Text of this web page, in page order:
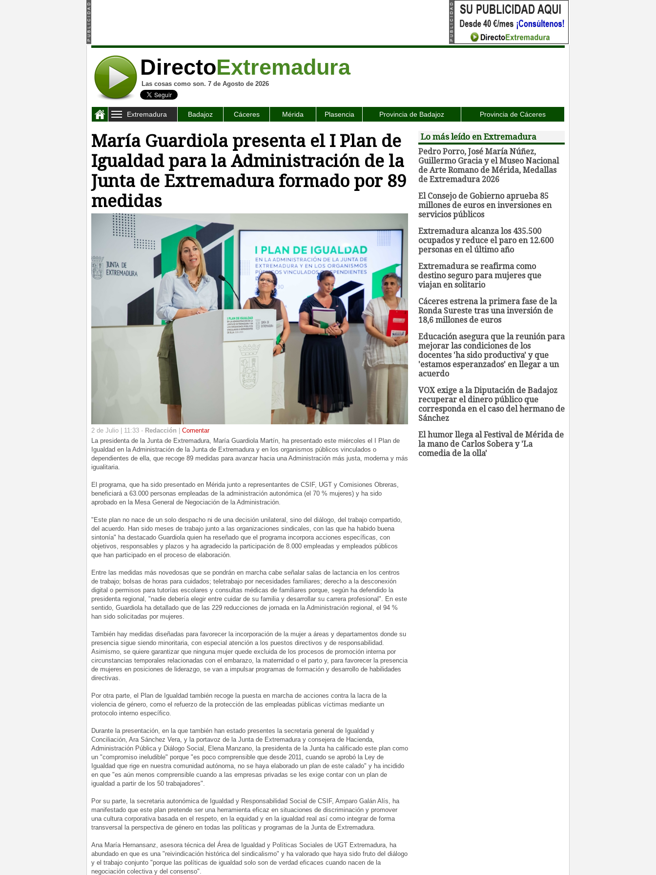
DirectoExtremadura
Las cosas como son. 7 de Agosto de 2026
Extremadura Badajoz Cáceres Mérida Plasencia Provincia de Badajoz Provincia de Cáceres
María Guardiola presenta el I Plan de
Igualdad para la Administración de la
Junta de Extremadura formado por 89
medidas
2 de Julio | 11:33 - Redacción
Comentar
La presidenta de la Junta de Extremadura, María Guardiola Martín, ha presentado este miércoles el I Plan de
Igualdad en la Administración de la Junta de Extremadura y en los organismos públicos vinculados o
dependientes de ella, que recoge 89 medidas para avanzar hacia una Administración más justa, moderna y más
igualitaria.
El programa, que ha sido presentado en Mérida junto a representantes de CSIF, UGT y Comisiones Obreras,
beneficiará a 63.000 personas empleadas de la administración autonómica (el 70 % mujeres) y ha sido
aprobado en la Mesa General de Negociación de la Administración.
"Este plan no nace de un solo despacho ni de una decisión unilateral, sino del diálogo, del trabajo compartido,
del acuerdo. Han sido meses de trabajo junto a las organizaciones sindicales, con las que ha habido buena
sintonía" ha destacado Guardiola quien ha reseñado que el programa incorpora acciones específicas, con
objetivos, responsables y plazos y ha agradecido la participación de 8.000 empleadas y empleados públicos
que han participado en el proceso de elaboración.
Entre las medidas más novedosas que se pondrán en marcha cabe señalar salas de lactancia en los centros
de trabajo; bolsas de horas para cuidados; teletrabajo por necesidades familiares; derecho a la desconexión
digital o permisos para tutorías escolares y consultas médicas de familiares porque, según ha defendido la
presidenta regional, "nadie debería elegir entre cuidar de su familia y desarrollar su carrera profesional". En este
sentido, Guardiola ha detallado que de las 229 reducciones de jornada en la Administración regional, el 94 %
han sido solicitadas por mujeres.
También hay medidas diseñadas para favorecer la incorporación de la mujer a áreas y departamentos donde su
presencia sigue siendo minoritaria, con especial atención a los puestos directivos y de responsabilidad.
Asimismo, se quiere garantizar que ninguna mujer quede excluida de los procesos de promoción interna por
circunstancias temporales relacionadas con el embarazo, la maternidad o el parto y, para favorecer la presencia
de mujeres en posiciones de liderazgo, se van a impulsar programas de formación y desarrollo de habilidades
directivas.
Por otra parte, el Plan de Igualdad también recoge la puesta en marcha de acciones contra la lacra de la
violencia de género, como el refuerzo de la protección de las empleadas públicas víctimas mediante un
protocolo interno específico.
Durante la presentación, en la que también han estado presentes la secretaria general de Igualdad y
Conciliación, Ara Sánchez Vera, y la portavoz de la Junta de Extremadura y consejera de Hacienda,
Administración Pública y Diálogo Social, Elena Manzano, la presidenta de la Junta ha calificado este plan como
un "compromiso ineludible" porque "es poco comprensible que desde 2011, cuando se aprobó la Ley de
Igualdad que rige en nuestra comunidad autónoma, no se haya elaborado un plan de este calado" y ha incidido
en que "es aún menos comprensible cuando a las empresas privadas se les exige contar con un plan de
igualdad a partir de los 50 trabajadores".
Por su parte, la secretaria autonómica de Igualdad y Responsabilidad Social de CSIF, Amparo Galán Alís, ha
manifestado que este plan pretende ser una herramienta eficaz en situaciones de discriminación y promover
una cultura corporativa basada en el respeto, en la equidad y en la igualdad real así como integrar de forma
transversal la perspectiva de género en todas las políticas y programas de la Junta de Extremadura.
Ana María Hernansanz, asesora técnica del Área de Igualdad y Políticas Sociales de UGT Extremadura, ha
abundado en que es una "reivindicación histórica del sindicalismo" y ha valorado que haya sido fruto del diálogo
y el trabajo conjunto "porque las políticas de igualdad solo son de verdad eficaces cuando nacen de la
negociación colectiva y del consenso".
Lo más leído en Extremadura
Pedro Porro, José María Núñez,
Guillermo Gracia y el Museo Nacional
de Arte Romano de Mérida, Medallas
de Extremadura 2026
El Consejo de Gobierno aprueba 85
millones de euros en inversiones en
servicios públicos
Extremadura alcanza los 435.500
ocupados y reduce el paro en 12.600
personas en el último año
Extremadura se reafirma como
destino seguro para mujeres que
viajan en solitario
Cáceres estrena la primera fase de la
Ronda Sureste tras una inversión de
18,6 millones de euros
Educación asegura que la reunión para
mejorar las condiciones de los
docentes 'ha sido productiva' y que
'estamos esperanzados' en llegar a un
acuerdo
VOX exige a la Diputación de Badajoz
recuperar el dinero público que
corresponda en el caso del hermano de
Sánchez
El humor llega al Festival de Mérida de
la mano de Carlos Sobera y 'La
comedia de la olla'